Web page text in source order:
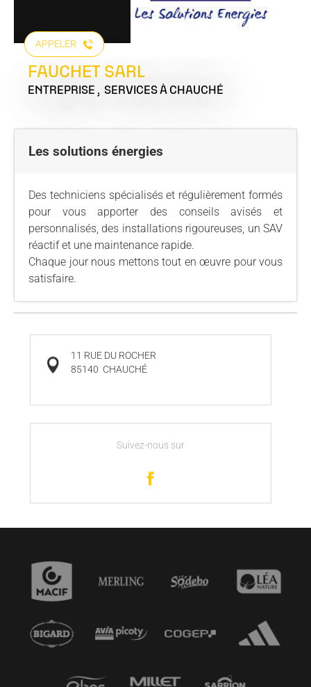
APPELER
FAUCHET SARL
ENTREPRISE , SERVICES À CHAUCHÉ
Les solutions énergies
Des techniciens spécialisés et régulièrement formés
pour vous apporter des conseils avisés et
personnalisés, des installations rigoureuses, un SAV
réactif et une maintenance rapide.
Chaque jour nous mettons tout en œuvre pour vous
satisfaire.
11 RUE DU ROCHER
85140 CHAUCHÉ
Suivez-nous sur